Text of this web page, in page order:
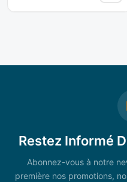
Restez Informé
Abonnez-vous à notre
première nos promotions,